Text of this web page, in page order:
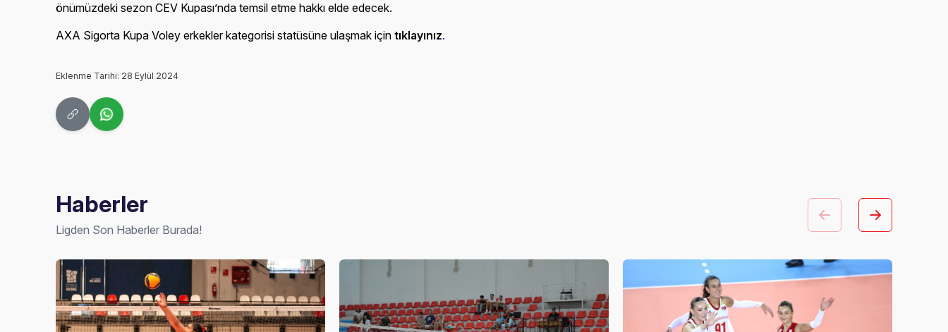
önümüzdeki sezon CEV Kupası’nda temsil etme hakkı elde edecek.
AXA Sigorta Kupa Voley erkekler kategorisi statüsüne ulaşmak içintıklayınız.
Eklenme Tarihi: 28 Eylül 2024
Haberler
Ligden Son Haberler Burada!